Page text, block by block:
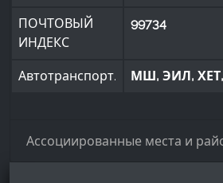
ПОЧТОВЫЙ
ИНДЕКС
99734
Автотранспорт. МШ, ЭИЛ,
Ассоциированные места и